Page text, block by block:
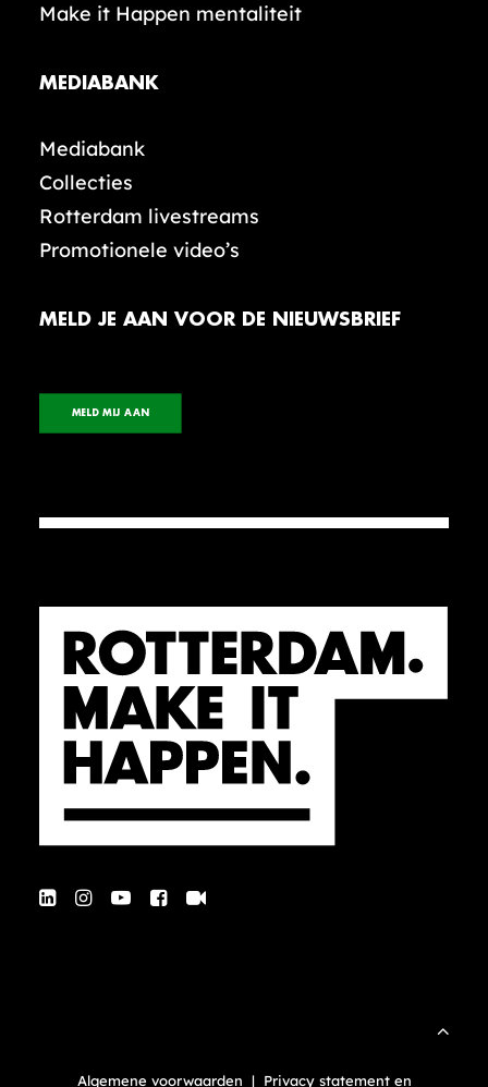
Make it Happen mentaliteit
MEDIABANK
Mediabank
Collecties
Rotterdam livestreams
Promotionele video’s
MELD JE AAN VOOR DE NIEUWSBRIEF
MELD MIJ AAN
Algemene voorwaarden | Privacy statement en